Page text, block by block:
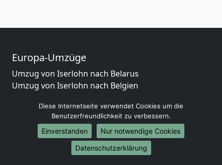
Europa-Umzüge
Umzug von Iserlohn nach Belarus
Umzug von Iserlohn nach Belgien
Umzug von Iserlohn nach Dänemark
Umzug von Iserlohn nach England
Umzug von Iserlohn nach Portugal
Umzug von Iserlohn nach Bosnien und Herzegowina
Umzug von Iserlohn nach Irland
Diese Internetseite verwendet Cookies um die
Benutzerfreundlichkeit zu verbessern.
Einverstanden
Nur notwendige Cookies
Datenschutzerklärung